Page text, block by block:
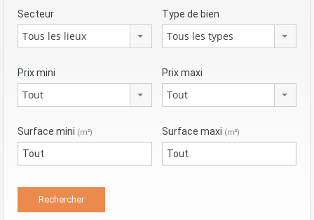
Secteur
Tous les lieux
Type de bien
Tous les types
Prix mini
Tout
Prix maxi
Tout
Surface mini (m²) Surface maxi (m²)